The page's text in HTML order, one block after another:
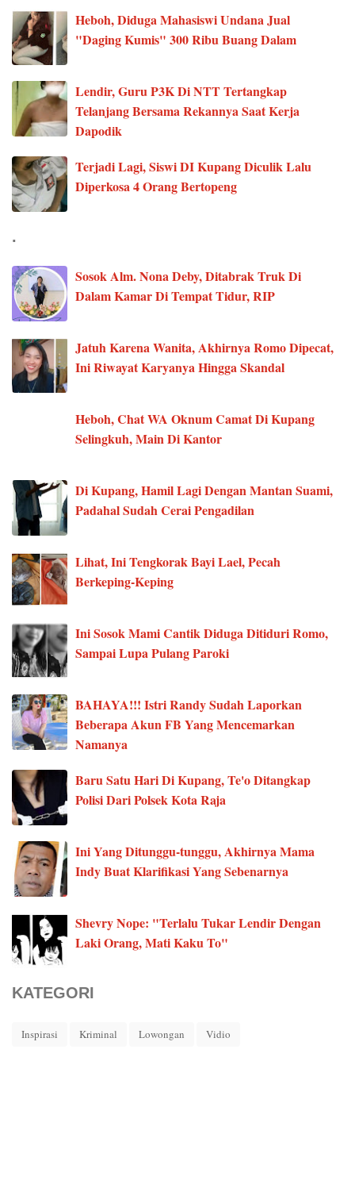
Heboh, Diduga Mahasiswi Undana Jual
"Daging Kumis" 300 Ribu Buang Dalam
Lendir, Guru P3K Di NTT Tertangkap
Telanjang Bersama Rekannya Saat Kerja
Dapodik
Terjadi Lagi, Siswi DI Kupang Diculik Lalu
Diperkosa 4 Orang Bertopeng
.
Sosok Alm. Nona Deby, Ditabrak Truk Di
Dalam Kamar Di Tempat Tidur, RIP
Jatuh Karena Wanita, Akhirnya Romo Dipecat,
Ini Riwayat Karyanya Hingga Skandal
Heboh, Chat WA Oknum Camat Di Kupang
Selingkuh, Main Di Kantor
Di Kupang, Hamil Lagi Dengan Mantan Suami,
Padahal Sudah Cerai Pengadilan
Lihat, Ini Tengkorak Bayi Lael, Pecah
Berkeping-Keping
Ini Sosok Mami Cantik Diduga Ditiduri Romo,
Sampai Lupa Pulang Paroki
BAHAYA!!! Istri Randy Sudah Laporkan
Beberapa Akun FB Yang Mencemarkan
Namanya
Baru Satu Hari Di Kupang, Te'o Ditangkap
Polisi Dari Polsek Kota Raja
Ini Yang Ditunggu-tunggu, Akhirnya Mama
Indy Buat Klarifikasi Yang Sebenarnya
Shevry Nope: "Terlalu Tukar Lendir Dengan
Laki Orang, Mati Kaku To"
KATEGORI
Inspirasi Kriminal Lowongan Vidio